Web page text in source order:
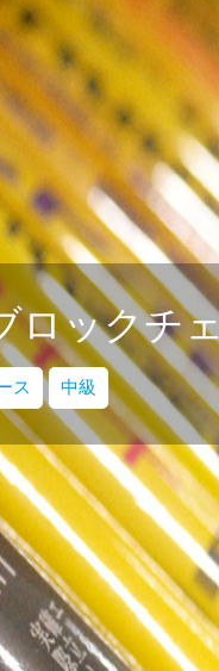
ロックチ
ス 中級